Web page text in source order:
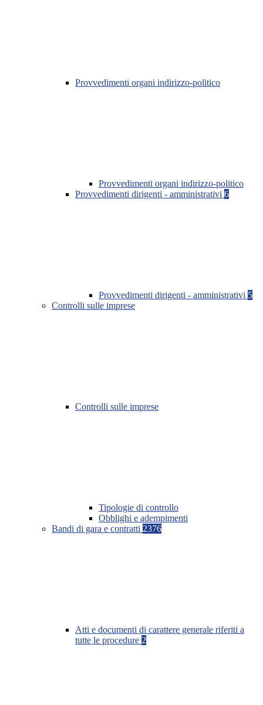
Provvedimenti organi indirizzo-politico
Provvedimenti organi indirizzo-politico
Provvedimenti dirigenti - amministrativi 6
Provvedimenti dirigenti - amministrativi 5
Controlli sulle imprese
Controlli sulle imprese
Tipologie di controllo
Obblighi e adempimenti
Bandi di gara e contratti 2376
Atti e documenti di carattere generale riferiti a
tutte le procedure 2